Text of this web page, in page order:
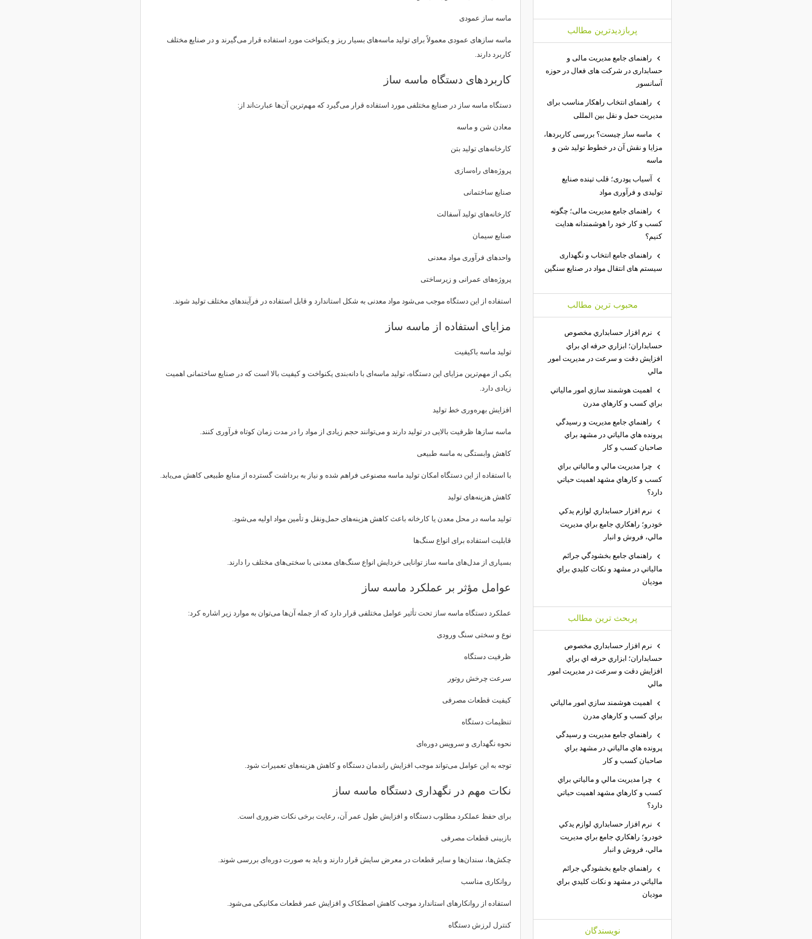
ماسه ساز عمودی
ماسه سازهای عمودی معمولاً برای تولید ماسه‌های بسیار ریز و یکنواخت مورد استفاده قرار می‌گیرند و در صنایع مختلف
کاربرد دارند.
کاربردهای دستگاه ماسه ساز
دستگاه ماسه ساز در صنایع مختلفی مورد استفاده قرار می‌گیرد که مهم‌ترین آن‌ها عبارت‌اند از:
معادن شن و ماسه
کارخانه‌های تولید بتن
پروژه‌های راه‌سازی
صنایع ساختمانی
کارخانه‌های تولید آسفالت
صنایع سیمان
واحدهای فرآوری مواد معدنی
پروژه‌های عمرانی و زیرساختی
استفاده از این دستگاه موجب می‌شود مواد معدنی به شکل استاندارد و قابل استفاده در فرآیندهای مختلف تولید شوند.
مزایای استفاده از ماسه ساز
تولید ماسه باکیفیت
یکی از مهم‌ترین مزایای این دستگاه، تولید ماسه‌ای با دانه‌بندی یکنواخت و کیفیت بالا است که در صنایع ساختمانی اهمیت
زیادی دارد.
افزایش بهره‌وری خط تولید
ماسه سازها ظرفیت بالایی در تولید دارند و می‌توانند حجم زیادی از مواد را در مدت زمان کوتاه فرآوری کنند.
کاهش وابستگی به ماسه طبیعی
با استفاده از این دستگاه امکان تولید ماسه مصنوعی فراهم شده و نیاز به برداشت گسترده از منابع طبیعی کاهش می‌یابد.
کاهش هزینه‌های تولید
تولید ماسه در محل معدن یا کارخانه باعث کاهش هزینه‌های حمل‌ونقل و تأمین مواد اولیه می‌شود.
قابلیت استفاده برای انواع سنگ‌ها
بسیاری از مدل‌های ماسه ساز توانایی خردایش انواع سنگ‌های معدنی با سختی‌های مختلف را دارند.
عوامل مؤثر بر عملکرد ماسه ساز
عملکرد دستگاه ماسه ساز تحت تأثیر عوامل مختلفی قرار دارد که از جمله آن‌ها می‌توان به موارد زیر اشاره کرد:
نوع و سختی سنگ ورودی
ظرفیت دستگاه
سرعت چرخش روتور
کیفیت قطعات مصرفی
تنظیمات دستگاه
نحوه نگهداری و سرویس دوره‌ای
توجه به این عوامل می‌تواند موجب افزایش راندمان دستگاه و کاهش هزینه‌های تعمیرات شود.
نکات مهم در نگهداری دستگاه ماسه ساز
برای حفظ عملکرد مطلوب دستگاه و افزایش طول عمر آن، رعایت برخی نکات ضروری است.
بازبینی قطعات مصرفی
چکش‌ها، سندان‌ها و سایر قطعات در معرض سایش قرار دارند و باید به صورت دوره‌ای بررسی شوند.
روانکاری مناسب
استفاده از روانکارهای استاندارد موجب کاهش اصطکاک و افزایش عمر قطعات مکانیکی می‌شود.
کنترل لرزش دستگاه
پربازديدترين مطالب
راهنمای جامع مدیریت مالی و
حسابداری در شرکت های فعال در حوزه
آسانسور
راهنمای انتخاب راهکار مناسب برای
مدیریت حمل و نقل بین المللی
ماسه ساز چیست؟ بررسی کاربردها،
مزایا و نقش آن در خطوط تولید شن و
ماسه
آسیاب پودری؛ قلب تپنده صنایع
تولیدی و فرآوری مواد
راهنمای جامع مدیریت مالی؛ چگونه
کسب و کار خود را هوشمندانه هدایت
کنیم؟
راهنمای جامع انتخاب و نگهداری
سیستم های انتقال مواد در صنایع سنگین
محبوب ترين مطالب
نرم افزار حسابداري مخصوص
حسابداران؛ ابزاري حرفه اي براي
افزايش دقت و سرعت در مديريت امور
مالي
اهميت هوشمند سازي امور مالياتي
براي كسب و كارهاي مدرن
راهنماي جامع مديريت و رسيدگي
پرونده هاي مالياتي در مشهد براي
صاحبان كسب و كار
چرا مديريت مالي و مالياتي براي
كسب و كارهاي مشهد اهميت حياتي
دارد؟
نرم افزار حسابداري لوازم يدكي
خودرو؛ راهكاري جامع براي مديريت
مالي، فروش و انبار
راهنماي جامع بخشودگي جرائم
مالياتي در مشهد و نكات كليدي براي
موديان
پربحث ترين مطالب
نرم افزار حسابداري مخصوص
حسابداران؛ ابزاري حرفه اي براي
افزايش دقت و سرعت در مديريت امور
مالي
اهميت هوشمند سازي امور مالياتي
براي كسب و كارهاي مدرن
راهنماي جامع مديريت و رسيدگي
پرونده هاي مالياتي در مشهد براي
صاحبان كسب و كار
چرا مديريت مالي و مالياتي براي
كسب و كارهاي مشهد اهميت حياتي
دارد؟
نرم افزار حسابداري لوازم يدكي
خودرو؛ راهكاري جامع براي مديريت
مالي، فروش و انبار
راهنماي جامع بخشودگي جرائم
مالياتي در مشهد و نكات كليدي براي
موديان
نويسندگان